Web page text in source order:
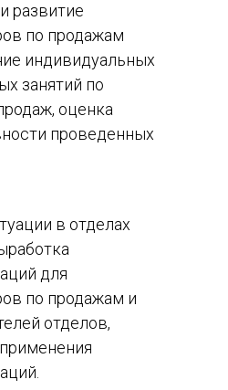
развитие
по продажам
индивидуальных
занятий по
оценка
проведенных
в отделах
для
по продажам и
отделов,